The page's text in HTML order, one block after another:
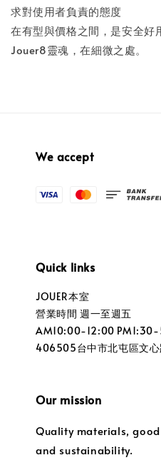
求對使用者負責的態度
在有型與價格之間，是安全好
Jouer8靈魂，在細微之處。
We accept
Quick links
JOUER本室
營業時間 週一至週五
AM10:00-12:00
406505台中市北屯區文
Our mission
Quality materials,
and sustainability.